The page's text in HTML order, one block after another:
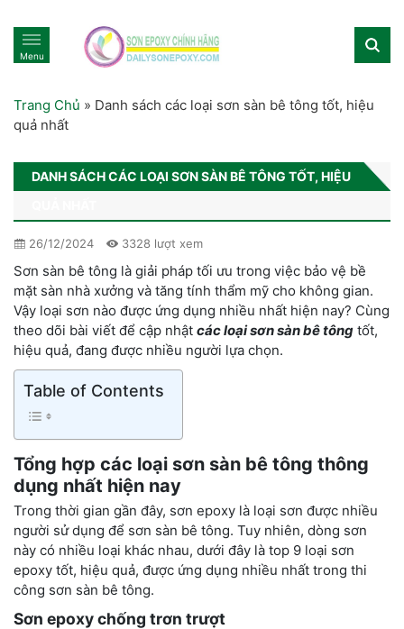
Menu
Trang Chủ » Danh sách các loại sơn sàn bê tông tốt, hiệu
quả nhất
DANH SÁCH CÁC LOẠI SƠN SÀN BÊ TÔNG TỐT, HIỆU
26/12/2024 3328 lượt xem
Sơn sàn bê tông là giải pháp tối ưu trong việc bảo vệ bề
mặt sàn nhà xưởng và tăng tính thẩm mỹ cho không gian.
Vậy loại sơn nào được ứng dụng nhiều nhất hiện nay? Cùng
theo dõi bài viết để cập nhật các loại sơn sàn bê tông tốt,
hiệu quả, đang được nhiều người lựa chọn.
Table of Contents
Tổng hợp các loại sơn sàn bê tông thông
dụng nhất hiện nay
Trong thời gian gần đây, sơn epoxy là loại sơn được nhiều
người sử dụng để sơn sàn bê tông. Tuy nhiên, dòng sơn
này có nhiều loại khác nhau, dưới đây là top 9 loại sơn
epoxy tốt, hiệu quả, được ứng dụng nhiều nhất trong thi
công sơn sàn bê tông.
Sơn epoxy chống trơn trượt